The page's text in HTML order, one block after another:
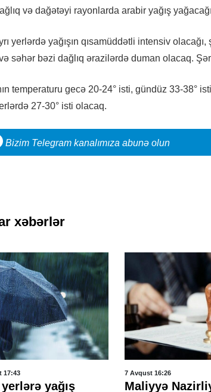
və dağətəyi rayonlarda arabir yağış
yerlərdə yağışın qısamüddətli intensiv
səhər bəzi dağlıq ərazilərdə duman olacaq.
temperaturu gecə 20-24° isti, gündüz 33-38°
27-30° isti olacaq.
Bizim Telegram kanalımıza abunə olun
xəbərlər
17:43
yağış
7 Avqust 16:26
Maliyyə